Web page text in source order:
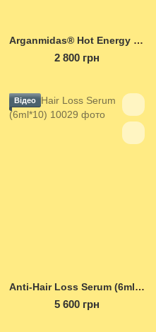
Arganmidas® Hot Energy Perm
2 800 грн
Відео
Anti-Hair Loss Serum (6ml*10)
5 600 грн